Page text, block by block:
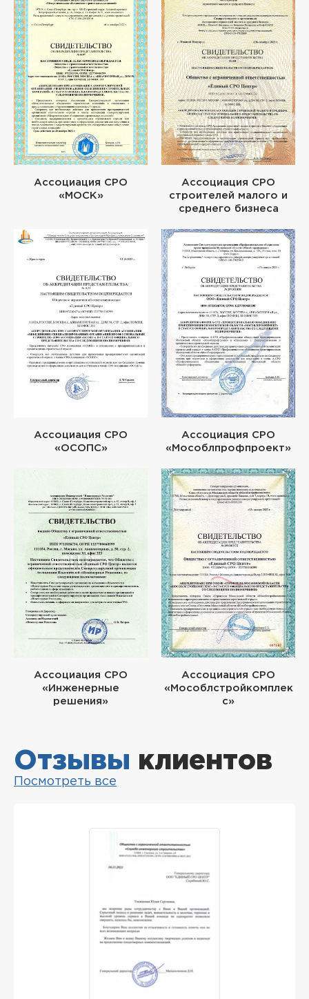
Ассоциация СРО
«МОСК»
Ассоциация СРО
строителей малого и
среднего бизнеса
Ассоциация СРО
«ОСОПС»
Ассоциация СРО
«Мособлпрофпроект»
Ассоциация СРО
«Инженерные
решения»
Ассоциация СРО
«Мособлстройкомплек
с»
Отзывы клиентов
Посмотреть все